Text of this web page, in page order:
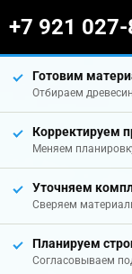
+7 921
Готовим
Отбираем
Корректируем
Меняем
Уточняем
Сверяем
Планируем
Согласовываем